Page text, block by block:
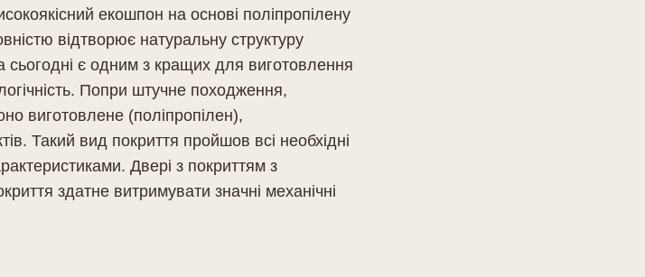
екошпон на основі поліпропілену
відтворює натуральну структуру
сьогодні є одним з кращих для виготовлення
Попри штучне походження,
виготовлене (поліпропілен),
Такий вид покриття пройшов всі необхідні
Двері з покриттям з
здатне витримувати значні механічні